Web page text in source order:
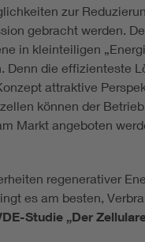
zur
gebracht werden.
in kleinteiligen
die effizienteste
attraktive
können der
Markt angeboten
regenerativer
es am besten,
Studie „Der